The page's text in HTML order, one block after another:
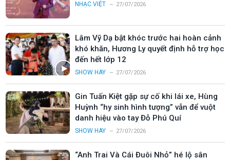
NHẠC VIỆT 27/07/2026
Lâm Vỹ Dạ bật khóc trước hai hoàn cảnh
khó khăn, Hương Ly quyết định hỗ trợ học
đến hết lớp 12
SHOW HAY 27/07/2026
Gin Tuấn Kiệt gặp sự cố khi lái xe, Hùng
Huỳnh “hy sinh hình tượng” vẫn để vuột
danh hiệu vào tay Đỗ Phú Quí
SHOW HAY 27/07/2026
“Anh Trai Và Cái Đuôi Nhỏ” hé lộ sân